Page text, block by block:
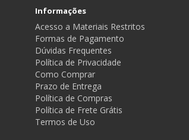
Informações
Acesso a Materiais Restritos
Formas de Pagamento
Dúvidas Frequentes
Política de Privacidade
Como Comprar
Prazo de Entrega
Política de Compras
Política de Frete Grátis
Termos de Uso